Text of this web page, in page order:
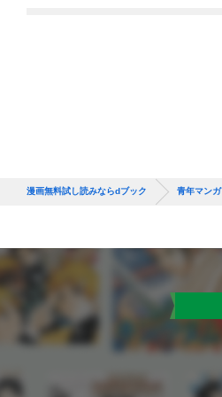
漫画無料試し読みならdブック 青年マンガ